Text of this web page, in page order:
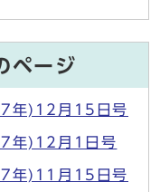
ページ
年)12月15日号
年)12月1日号
年)11月15日号